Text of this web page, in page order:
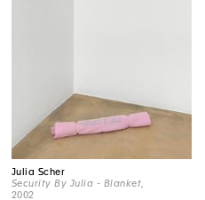
Julia Scher
Security By Julia - Blanket
2002